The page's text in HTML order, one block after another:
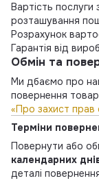
Вартість послуги
розташування
Розрахунок
Гарантія від
Обмін та
Ми дбаємо про
повернення
«Про захист прав
Терміни
Повернути або
календарних
деталі